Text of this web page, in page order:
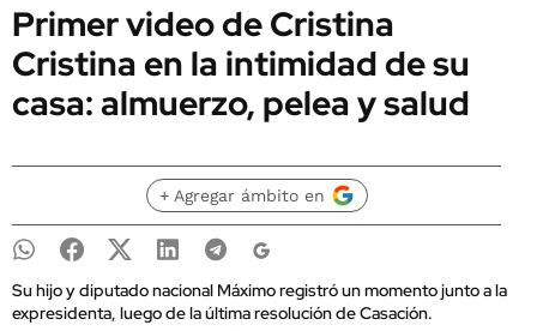
Primer video de Cristina
Cristina en la intimidad de su
casa: almuerzo, pelea y salud
+ Agregar ámbito en
Su hijo y diputado nacional Máximo registró un momento junto a la
expresidenta, luego de la última resolución de Casación.